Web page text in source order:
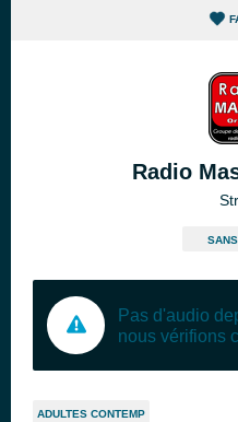
Radio
Pas d'audio
nous vérifions
ADULTES CONTEMP